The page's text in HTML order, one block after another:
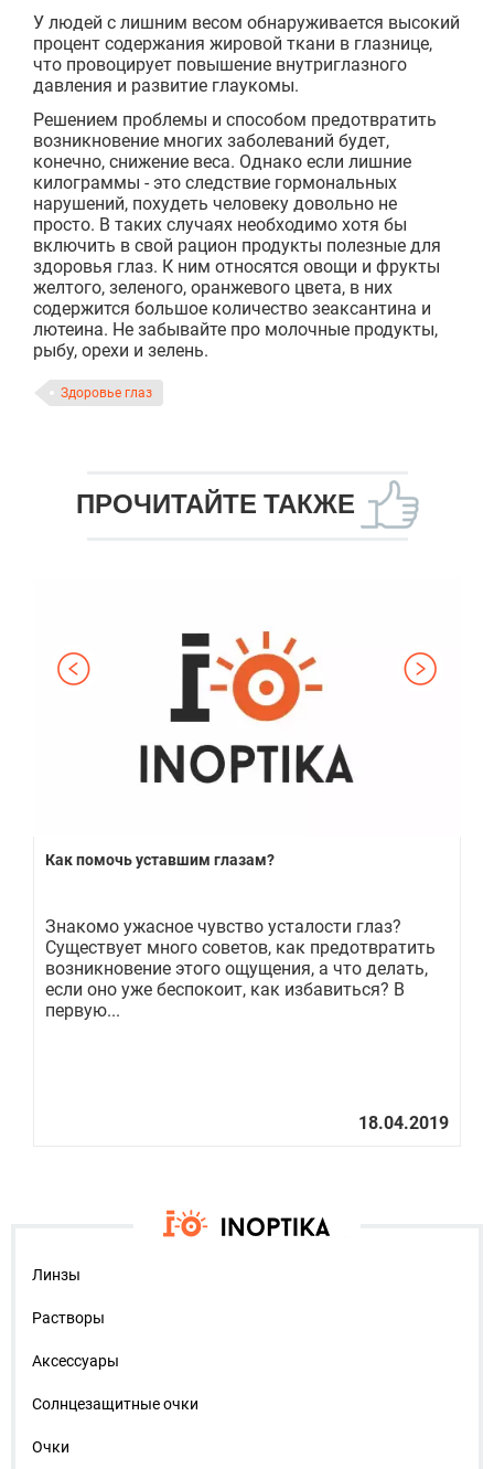
У людей с лишним весом обнаруживается высокий
процент содержания жировой ткани в глазнице,
что провоцирует повышение внутриглазного
давления и развитие глаукомы.
Решением проблемы и способом предотвратить
возникновение многих заболеваний будет,
конечно, снижение веса. Однако если лишние
килограммы - это следствие гормональных
нарушений, похудеть человеку довольно не
просто. В таких случаях необходимо хотя бы
включить в свой рацион продукты полезные для
здоровья глаз. К ним относятся овощи и фрукты
желтого, зеленого, оранжевого цвета, в них
содержится большое количество зеаксантина и
лютеина. Не забывайте про молочные продукты,
рыбу, орехи и зелень.
Здоровье глаз
ПРОЧИТАЙТЕ ТАКЖЕ
Как помочь уставшим глазам?
Знакомо ужасное чувство усталости глаз?
Существует много советов, как предотвратить
возникновение этого ощущения, а что делать,
если оно уже беспокоит, как избавиться? В
первую...
Линзы
Растворы
Аксессуары
Солнцезащитные очки
Очки